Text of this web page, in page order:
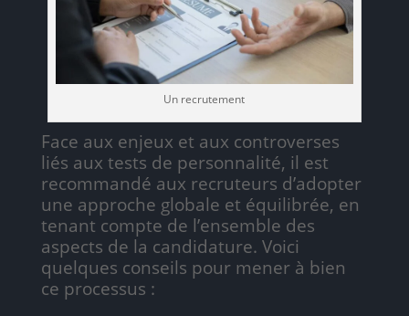
Un recrutement
Face aux enjeux et aux controverses
liés aux tests de personnalité, il est
recommandé aux recruteurs d’adopter
une approche globale et équilibrée, en
tenant compte de l’ensemble des
aspects de la candidature. Voici
quelques conseils pour mener à bien
ce processus :